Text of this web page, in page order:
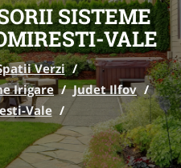
SISTEME
VALE
Verzi /
Irigare / Judet Ilfov /
Vale /